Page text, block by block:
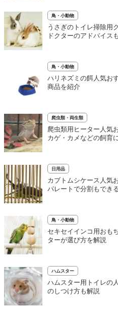
鳥・小動物
うさぎのトイレ掃除用
ドクターのアドバイスも
鳥・小動物
ハリネズミの餌人気お
商品を紹介
爬虫類・両生類
爬虫類用ヒーター人気
カゲ・カメなどの飼育
日用品
カブトムシケース人気
パレートで分割もでき
鳥・小動物
セキセイインコ用おも
ターが選び方を解説
ハムスター
ハムスター用トイレの
のしつけ方も解説